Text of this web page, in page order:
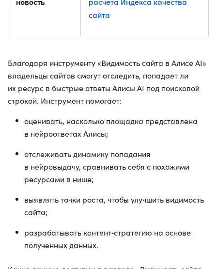
сайта
Благодаря инструменту «Видимость сайта в Алисе AI»
владельцы сайтов смогут отследить, попадает ли
их ресурс в быстрые ответы Алисы AI под поисковой
строкой. Инструмент помогает:
оценивать, насколько площадка представлена
в нейроответах Алисы;
отслеживать динамику попадания
в нейровыдачу, сравнивать себя с похожими
ресурсами в нише;
выявлять точки роста, чтобы улучшить видимость
сайта;
разрабатывать контент‑стратегию на основе
полученных данных.